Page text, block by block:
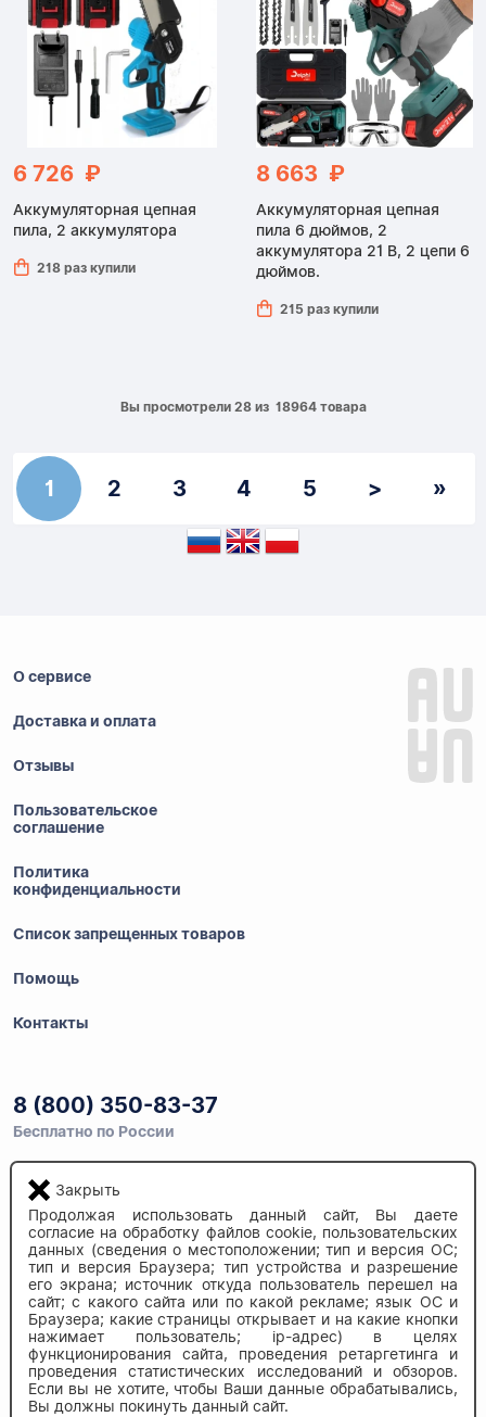
6 726 ₽
Аккумуляторная цепная
пила, 2 аккумулятора
218 раз купили
8 663 ₽
Аккумуляторная цепная
пила 6 дюймов, 2
аккумулятора 21 В, 2 цепи 6
дюймов.
215 раз купили
Вы просмотрели 28 из 18964 товара
1 2 3 4 5 > »
О сервисе
Доставка и оплата
Отзывы
Пользовательское
соглашение
Политика
конфиденциальности
Список запрещенных товаров
Помощь
Контакты
8 (800) 350-83-37
Бесплатно по России
Напишите нам
info@auau.market
236027, г.Калининград
ул.Калязинская 6, оф. 2
Закрыть
Продолжая использовать данный сайт, Вы даете
согласие на обработку файлов cookie, пользовательских
данных (сведения о местоположении; тип и версия ОС;
тип и версия Браузера; тип устройства и разрешение
его экрана; источник откуда пользователь перешел на
сайт; с какого сайта или по какой рекламе; язык ОС и
Браузера; какие страницы открывает и на какие кнопки
нажимает пользователь; ip-адрес) в целях
функционирования сайта, проведения ретаргетинга и
проведения статистических исследований и обзоров.
Если вы не хотите, чтобы Ваши данные обрабатывались,
Вы должны покинуть данный сайт.